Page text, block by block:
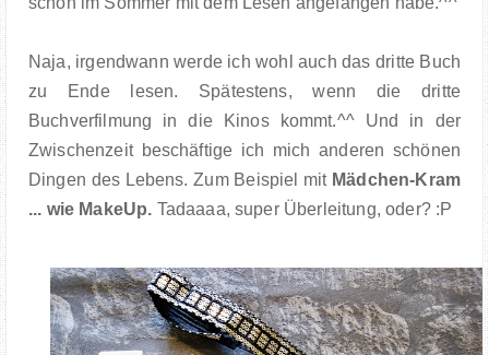
Naja, irgendwann werde ich wohl auch das dritte Buch
zu Ende lesen. Spätestens, wenn die dritte
Buchverfilmung in die Kinos kommt.^^ Und in der
Zwischenzeit beschäftige ich mich anderen schönen
Dingen des Lebens. Zum Beispiel mit Mädchen-Kram
... wie MakeUp. Tadaaaa, super Überleitung, oder? :P